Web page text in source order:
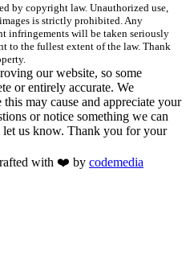
by copyright law. Unauthorized use,
is strictly prohibited. Any
infringements will be taken seriously
to the fullest extent of the law. Thank
our website, so some
or entirely accurate. We
may cause and appreciate your
or notice something we can
let us know. Thank you for your
with ❤️ by codemedia